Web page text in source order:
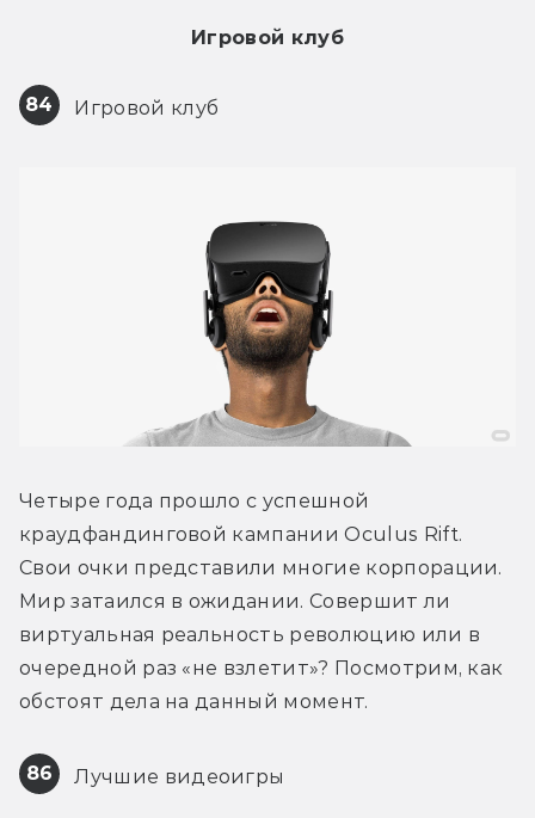
Игровой клуб
84 Игровой клуб
Четыре года прошло с успешной
краудфандинговой кампании Oculus Rift.
Свои очки представили многие корпорации.
Мир затаился в ожидании. Совершит ли
виртуальная реальность революцию или в
очередной раз «не взлетит»? Посмотрим, как
обстоят дела на данный момент.
86 Лучшие видеоигры